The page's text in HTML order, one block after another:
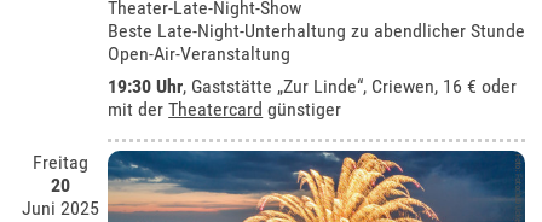
Theater-Late-Night-Show
Beste Late-Night-Unterhaltung zu abendlicher Stunde
Open-Air-Veranstaltung
19:30 Uhr, Gaststätte „Zur Linde“, Criewen, 16 € oder
mit derTheatercard günstiger
Freitag
20
Juni 2025